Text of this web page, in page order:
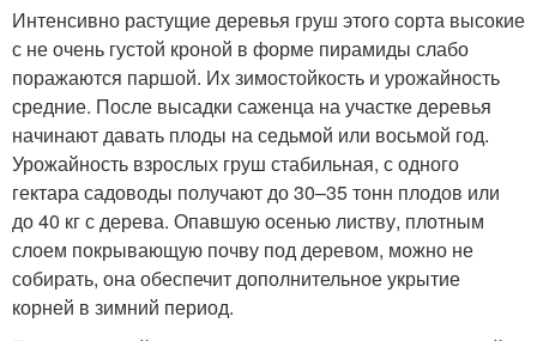
Интенсивно растущие деревья груш этого сорта высокие
с не очень густой кроной в форме пирамиды слабо
поражаются паршой. Их зимостойкость и урожайность
средние. После высадки саженца на участке деревья
начинают давать плоды на седьмой или восьмой год.
Урожайность взрослых груш стабильная, с одного
гектара садоводы получают до 30–35 тонн плодов или
до 40 кг с дерева. Опавшую осенью листву, плотным
слоем покрывающую почву под деревом, можно не
собирать, она обеспечит дополнительное укрытие
корней в зимний период.